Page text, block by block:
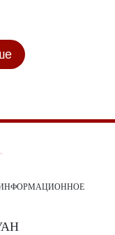
ИНФОРМАЦИОННОЕ